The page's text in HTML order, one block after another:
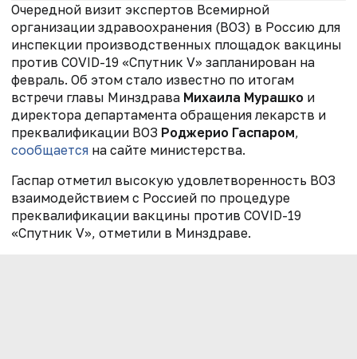
Очередной визит экспертов Всемирной
организации здравоохранения (ВОЗ) в Россию для
инспекции производственных площадок вакцины
против COVID-19 «Спутник V» запланирован на
февраль. Об этом стало известно по итогам
встречи главы Минздрава Михаила Мурашко и
директора департамента обращения лекарств и
преквалификации ВОЗ Роджерио Гаспаром,
сообщается на сайте министерства.
Гаспар отметил высокую удовлетворенность ВОЗ
взаимодействием с Россией по процедуре
преквалификации вакцины против COVID-19
«Спутник V», отметили в Минздраве.